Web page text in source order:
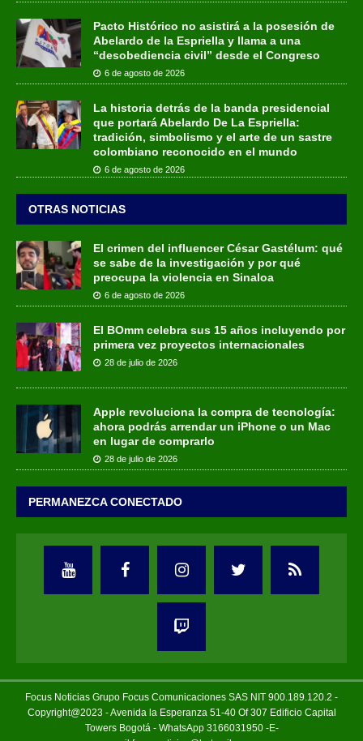
Pacto Histórico no asistirá a la posesión de
Abelardo de la Espriella y llama a una
“desobediencia civil” desde el Congreso
6 de agosto de 2026
La historia detrás de la banda presidencial
que portará Abelardo De La Espriella:
tradición, simbolismo y el arte de un sastre
colombiano reconocido en el mundo
6 de agosto de 2026
OTRAS NOTICIAS
El crimen del influencer César Gastélum: qué
se sabe de la investigación y por qué
preocupa la violencia en Sinaloa
6 de agosto de 2026
El BOmm celebra sus 15 años incluyendo por
primera vez proyectos internacionales
28 de julio de 2026
Apple revoluciona la compra de tecnología:
ahora podrás arrendar un iPhone o un Mac
en lugar de comprarlo
28 de julio de 2026
PERMANEZCA CONECTADO
Focus Noticias Grupo Focus Comunicaciones SAS NIT 900.189.120.2 -
Copyright@2023 - Avenida la Esperanza 51-40 Of 307 Edificio Capital
Towers Bogotá - WhatsApp 3166031950 -E-